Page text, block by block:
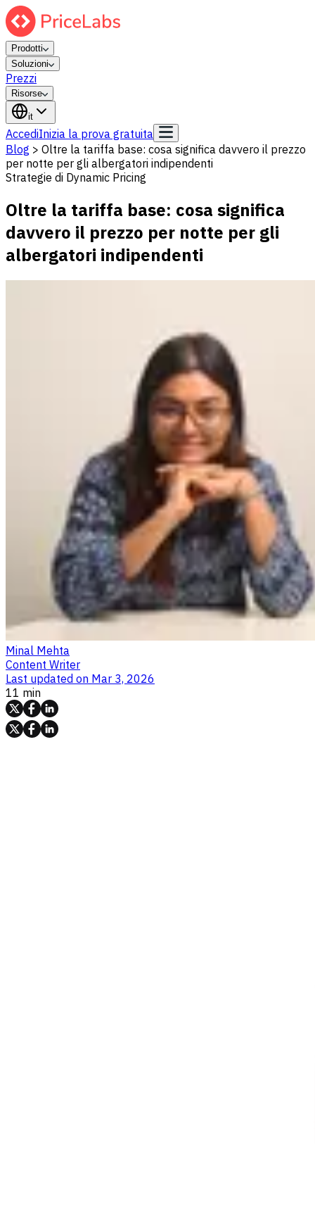
Prodotti
Soluzioni
Prezzi
Risorse
it
AccediInizia la prova gratuita
Blog > Oltre la tariffa base: cosa significa davvero il prezzo
per notte per gli albergatori indipendenti
Strategie di Dynamic Pricing
Oltre la tariffa base: cosa significa
davvero il prezzo per notte per gli
albergatori indipendenti
Minal Mehta
Content Writer
Last updated on Mar 3, 2026
11 min